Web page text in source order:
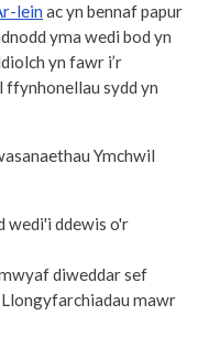
lein ac yn bennaf papur
yma wedi bod yn
yn fawr i’r
sydd yn
Ymchwil
wedi'i ddewis o'r
diweddar sef
Llongyfarchiadau mawr